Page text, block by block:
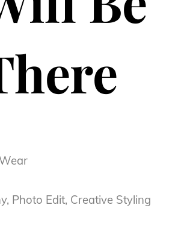
Photo Edit, Creative Styling